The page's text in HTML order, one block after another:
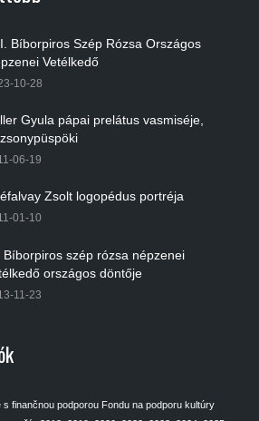
Bíborpiros Szép Rózsa Országos
Vetélkedő
10-28
Gyula pápai prelátus vasmiséje,
06-19
Zsolt logopédus portréja
01-10
Bíborpiros szép rózsa népzenei
országos döntője
11-23
s finančnou podporou Fondu na podporu kultúry